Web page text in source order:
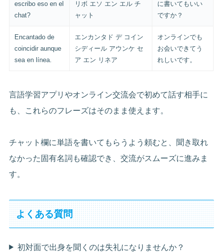
escribo eso en el
chat?
リボ エソ エン エル チ
ャット
に書いてもいい
ですか？
Encantado de
coincidir aunque
sea en línea.
エンカンタド デ コイン
シディール アウンケ セ
ア エン リネア
オンラインでも
お会いできてう
れしいです。
言語学習アプリやオンライン交流会で初めて話す相手に
も、これらのフレーズはそのまま使えます。
チャット欄に単語を書いてもらうよう頼むと、聞き取れ
なかった固有名詞も確認でき、交流がスムーズに進みま
す。
よくある質問
初対面で出身を聞くのは失礼になりませんか？